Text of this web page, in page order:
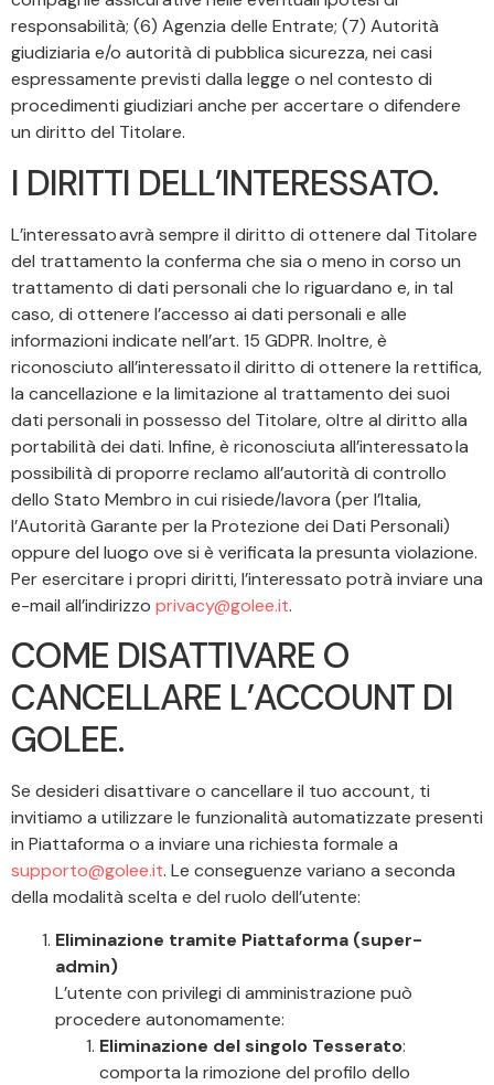
responsabilità; (6) Agenzia delle Entrate; (7) Autorità
giudiziaria e/o autorità di pubblica sicurezza, nei casi
espressamente previsti dalla legge o nel contesto di
procedimenti giudiziari anche per accertare o difendere
un diritto del Titolare.
I DIRITTI DELL’INTERESSATO.
L’interessato avrà sempre il diritto di ottenere dal Titolare
del trattamento la conferma che sia o meno in corso un
trattamento di dati personali che lo riguardano e, in tal
caso, di ottenere l’accesso ai dati personali e alle
informazioni indicate nell’art. 15 GDPR. Inoltre, è
riconosciuto all’interessato il diritto di ottenere la rettifica,
la cancellazione e la limitazione al trattamento dei suoi
dati personali in possesso del Titolare, oltre al diritto alla
portabilità dei dati. Infine, è riconosciuta all’interessato la
possibilità di proporre reclamo all’autorità di controllo
dello Stato Membro in cui risiede/lavora (per l’Italia,
l’Autorità Garante per la Protezione dei Dati Personali)
oppure del luogo ove si è verificata la presunta violazione.
Per esercitare i propri diritti, l’interessato potrà inviare una
e-mail all’indirizzo privacy@golee.it.
COME DISATTIVARE O
CANCELLARE L’ACCOUNT DI
GOLEE.
Se desideri disattivare o cancellare il tuo account, ti
invitiamo a utilizzare le funzionalità automatizzate presenti
in Piattaforma o a inviare una richiesta formale a
supporto@golee.it. Le conseguenze variano a seconda
della modalità scelta e del ruolo dell’utente:
Eliminazione tramite Piattaforma (super-
admin)
L’utente con privilegi di amministrazione può
procedere autonomamente:
Eliminazione del singolo Tesserato:
comporta la rimozione del profilo dello